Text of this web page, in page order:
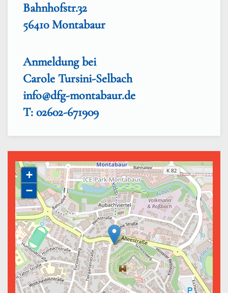
Bahnhofstr.32
56410 Montabaur
Anmeldung bei
Carole Tursini-Selbach
info@dfg-montabaur.de
T: 02602-671909
+
−